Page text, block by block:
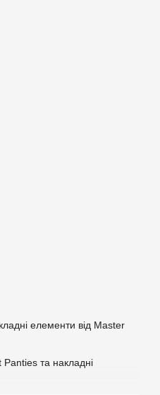
елементи від Master
та накладні